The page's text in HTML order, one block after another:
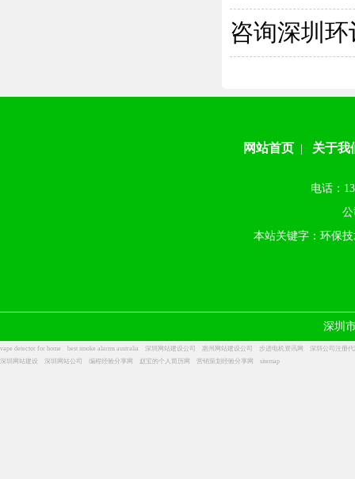
咨询深圳
网站首页 关于我
电话：
本站关键字：环保
深圳
vape detector for home best smoke alarms australia 深圳网站建设公司 惠州网站建设公司 步进电机资讯网
深圳公司注册
深圳网站建设
深圳网站公司 编程经验分享网 赵宝的个人简历网 营销策划经验分享网 sitemap